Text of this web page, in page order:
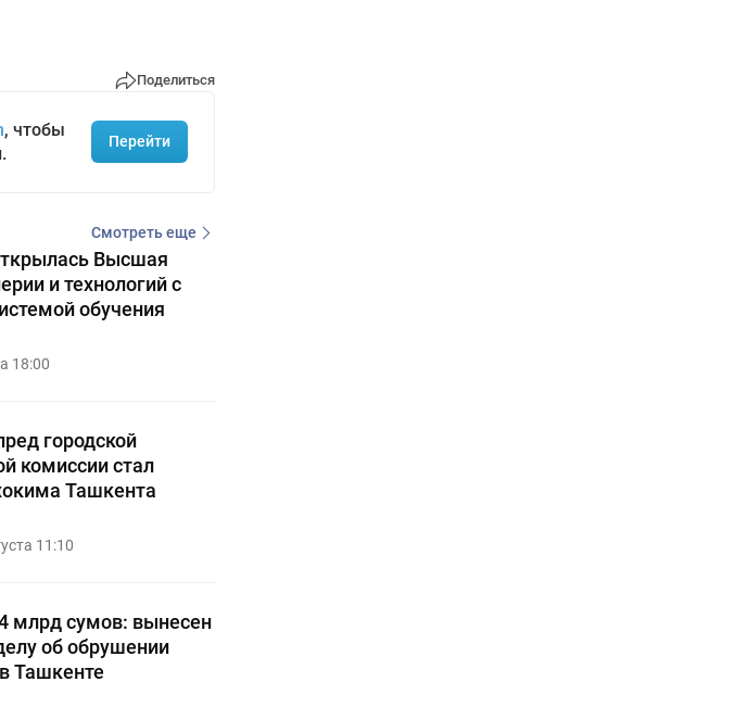
Поделиться
, чтобы
Перейти
Смотреть еще
Высшая
и технологий с
обучения
18:00
городской
комиссии стал
Ташкента
11:10
млрд сумов: вынесен
об обрушении
Ташкенте